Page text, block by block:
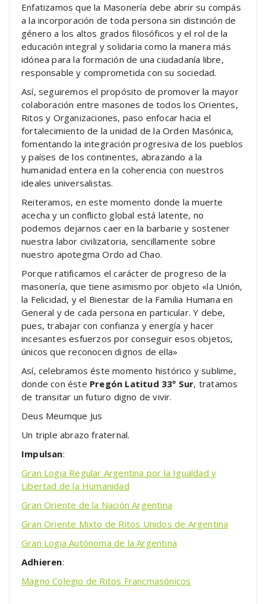
Enfatizamos que la Masonería debe abrir su compás
a la incorporación de toda persona sin distinción de
género a los altos grados filosóficos y el rol de la
educación integral y solidaria como la manera más
idónea para la formación de una ciudadanía libre,
responsable y comprometida con su sociedad.
Así, seguiremos el propósito de promover la mayor
colaboración entre masones de todos los Orientes,
Ritos y Organizaciones, paso enfocar hacia el
fortalecimiento de la unidad de la Orden Masónica,
fomentando la integración progresiva de los pueblos
y países de los continentes, abrazando a la
humanidad entera en la coherencia con nuestros
ideales universalistas.
Reiteramos, en este momento donde la muerte
acecha y un conflicto global está latente, no
podemos dejarnos caer en la barbarie y sostener
nuestra labor civilizatoria, sencillamente sobre
nuestro apotegma Ordo ad Chao.
Porque ratificamos el carácter de progreso de la
masonería, que tiene asimismo por objeto «la Unión,
la Felicidad, y el Bienestar de la Familia Humana en
General y de cada persona en particular. Y debe,
pues, trabajar con confianza y energía y hacer
incesantes esfuerzos por conseguir esos objetos,
únicos que reconocen dignos de ella»
Así, celebramos éste momento histórico y sublime,
donde con éste Pregón Latitud 33º Sur, tratamos
de transitar un futuro digno de vivir.
Deus Meumque Jus
Un triple abrazo fraternal.
Impulsan:
Gran Logia Regular Argentina por la Igualdad y
Libertad de la Humanidad
Gran Oriente de la Nación Argentina
Gran Oriente Mixto de Ritos Unidos de Argentina
Gran Logia Autónoma de la Argentina
Adhieren:
Magno Colegio de Ritos Francmasónicos